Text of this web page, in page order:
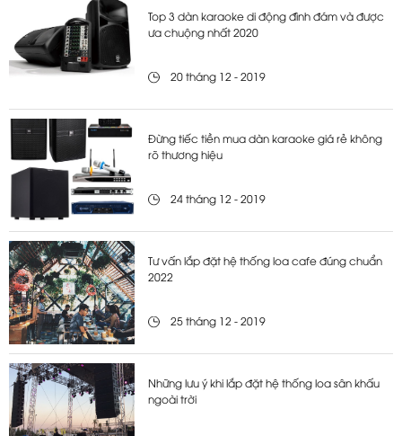
Top 3 dàn karaoke di động đình đám và được
ưa chuộng nhất 2020
20 tháng 12 - 2019
Đừng tiếc tiền mua dàn karaoke giá rẻ không
rõ thương hiệu
24 tháng 12 - 2019
Tư vấn lắp đặt hệ thống loa cafe đúng chuẩn
2022
25 tháng 12 - 2019
Những lưu ý khi lắp đặt hệ thống loa sân khấu
ngoài trời